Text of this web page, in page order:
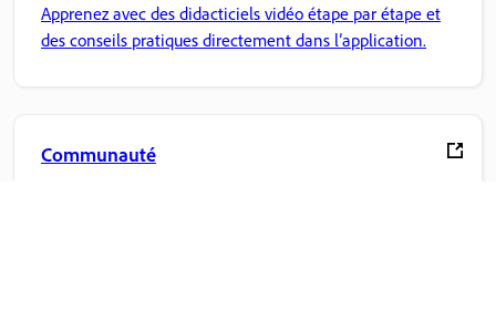
Apprenez avec des didacticiels vidéo étape par étape et
des conseils pratiques directement dans l’application.
Communauté